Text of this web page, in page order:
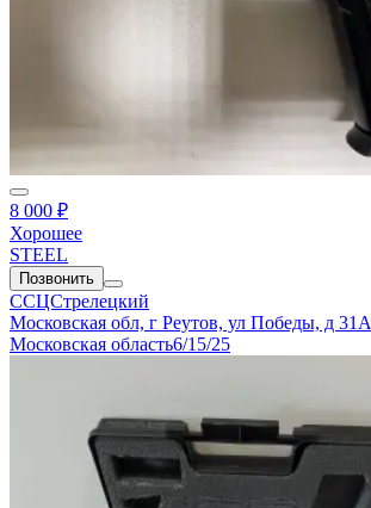
8 000 ₽
Хорошее
STEEL
Позвонить
ССЦСтрелецкий
Московская обл, г Реутов, ул Победы, д 31А
Московская область6/15/25